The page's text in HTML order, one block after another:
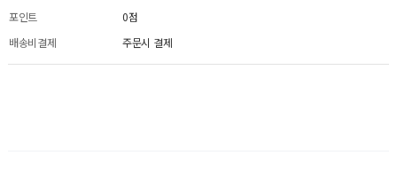
포인트
0점
배송비결제
주문시 결제